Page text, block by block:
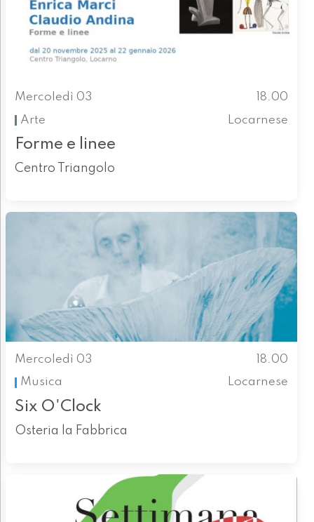
Mercoledì 03
18.00
Arte
Locarnese
Forme e linee
Centro Triangolo
Mercoledì 03
18.00
Musica
Locarnese
Six O'Clock
Osteria la Fabbrica